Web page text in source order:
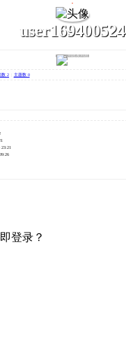
user169400524
发消息
数 2 主题数 0
23:21
登录？